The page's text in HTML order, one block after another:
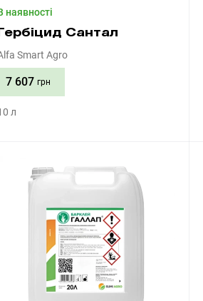
наявності
Гербіцид Сантал
Smart Agro
7 607 грн
л